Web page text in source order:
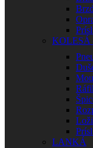
KOLESÁ
LANKÁ